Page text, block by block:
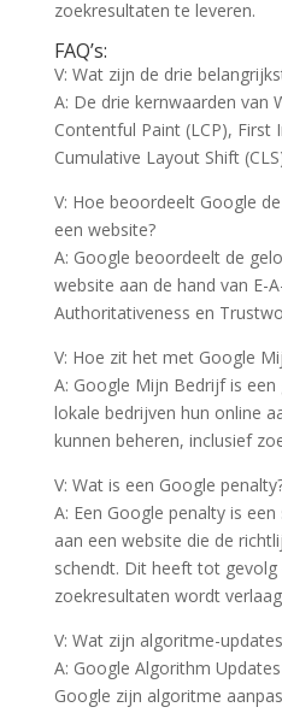
zoekresultaten te leveren.
FAQ’s:
V: Wat zijn de drie
A: De drie kernwaarden van
Contentful Paint (LCP), First
Cumulative Layout Shift
V: Hoe beoordeelt Google
een website?
A: Google beoordeelt de
website aan de hand van E-
Authoritativeness en
V: Hoe zit het met Google
A: Google Mijn Bedrijf is
lokale bedrijven hun online
kunnen beheren, inclusief
V: Wat is een Google
A: Een Google penalty is
aan een website die de
schendt. Dit heeft tot
zoekresultaten wordt
V: Wat zijn algoritme-
A: Google Algorithm
Google zijn algoritme